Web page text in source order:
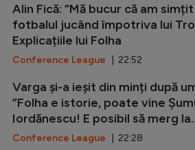
Alin Fică: ”Mă bucur că am
fotbalul jucând împotriva lui
Explicațiile lui Folha
Conference League | 22:52
Varga și-a ieșit din minți după
”Folha e istorie, poate vine
Iordănescu! E posibil să merg
Conference League | 22:28